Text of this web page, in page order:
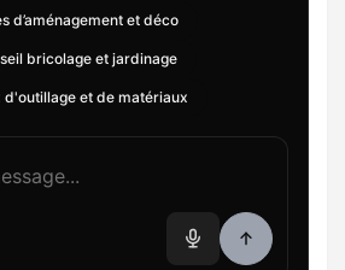
d’aménagement et déco
bricolage et jardinage
d'outillage et de matériaux